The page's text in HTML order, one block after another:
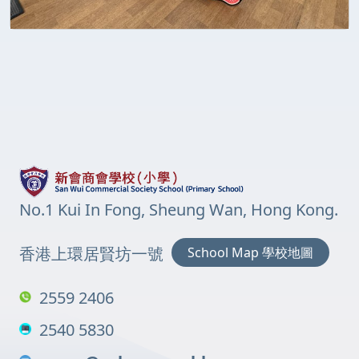
No.1 Kui In Fong, Sheung Wan, Hong Kong.
香港上環居賢坊一號 School Map 學校地圖
2559 2406
2540 5830